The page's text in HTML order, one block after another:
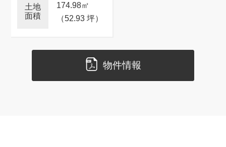
174.98㎡
（52.93 坪）
物件情報